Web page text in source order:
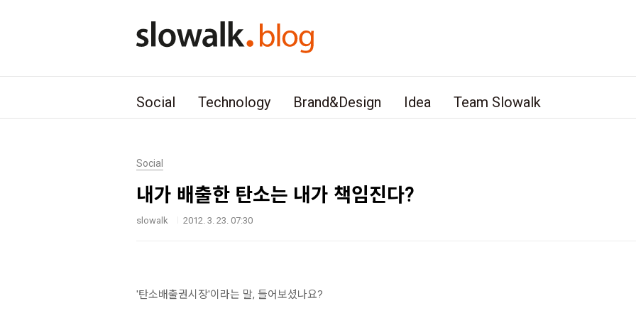
Social Technology Brand&Design Idea Team Slowalk
Social
내가 배출한 탄소는 내가 책임진다?
slowalk 2012. 3. 23. 07:30
'탄소배출권시장'이라는 말, 들어보셨나요?